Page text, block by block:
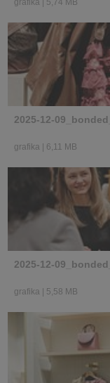
grafika 5,74 MB
2025-12-
grafika 6,11 MB
2025-12-
grafika 5,58 MB